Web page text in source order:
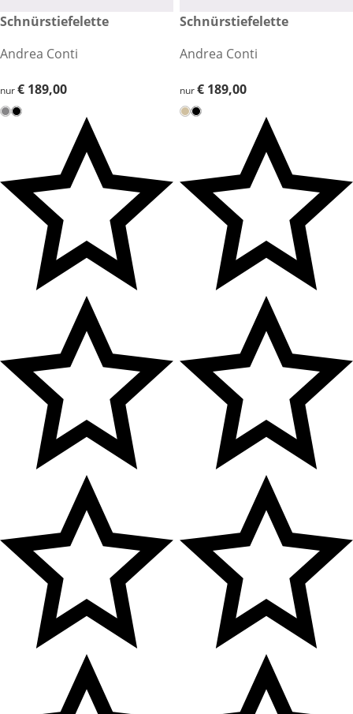
€ 189,00
Schnürstiefelette
Andrea Conti
€ 189,00
nur€ 189,00
€ 189,00
Schnürstiefelette
Andrea Conti
€ 189,00
nur€ 189,00